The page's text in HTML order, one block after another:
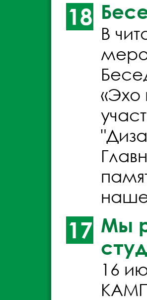
18
В
«Эхо
17 Мы
16